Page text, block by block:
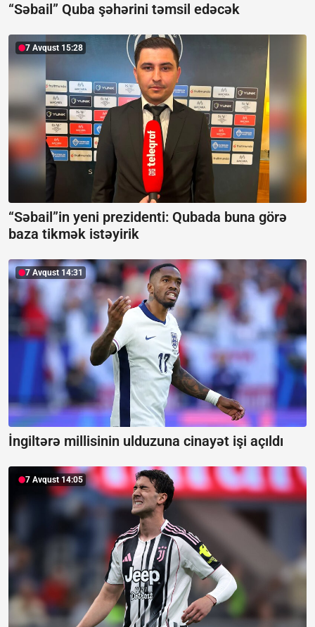
“Səbail” Quba şəhərini təmsil edəcək
7 Avqust 15:28
“Səbail”in yeni prezidenti: Qubada buna görə
baza tikmək istəyirik
7 Avqust 14:31
İngiltərə millisinin ulduzuna cinayət işi açıldı
7 Avqust 14:05